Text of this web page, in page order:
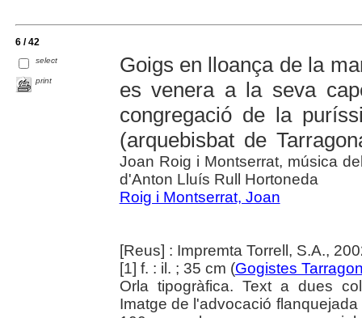
6 / 42
select
print
Goigs en lloança de la
es venera a la seva
congregació de la
(arquebisbat de
Joan Roig i Montserrat, música
d'Anton Lluís Rull Hortoneda
Roig i Montserrat, Joan
[Reus] : Impremta Torrell, S.A.,
[1] f. : il. ; 35 cm (Gogistes
Orla tipogràfica. Text a dues
Imatge de l'advocació